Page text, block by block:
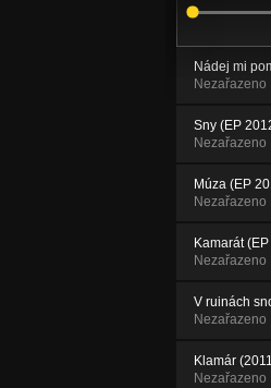
Nádej mi
Nezařazeno
Sny (EP
Nezařazeno
Múza (EP
Nezařazeno
Kamarát
Nezařazeno
V ruinách
Nezařazeno
Klamár
Nezařazeno